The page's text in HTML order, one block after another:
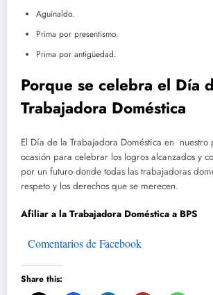
Aguinaldo.
Prima por presentismo.
Prima por antigüedad.
Porque se celebra el Día
Trabajadora Doméstica
El Día de la Trabajadora Doméstica en nuestro
ocasión para celebrar los logros alcanzados y
por un futuro donde todas las trabajadoras
respeto y los derechos que se merecen.
Afiliar a la Trabajadora Doméstica a BPS
Comentarios de Facebook
Share this: